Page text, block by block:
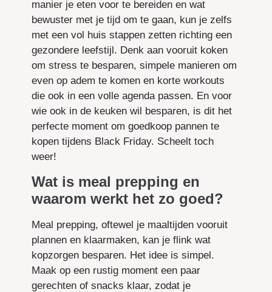
manier je eten voor te bereiden en wat
bewuster met je tijd om te gaan, kun je zelfs
met een vol huis stappen zetten richting een
gezondere leefstijl. Denk aan vooruit koken
om stress te besparen, simpele manieren om
even op adem te komen en korte workouts
die ook in een volle agenda passen. En voor
wie ook in de keuken wil besparen, is dit het
perfecte moment om goedkoop pannen te
kopen tijdens Black Friday. Scheelt toch
weer!
Wat is meal prepping en
waarom werkt het zo goed?
Meal prepping, oftewel je maaltijden vooruit
plannen en klaarmaken, kan je flink wat
kopzorgen besparen. Het idee is simpel.
Maak op een rustig moment een paar
gerechten of snacks klaar, zodat je